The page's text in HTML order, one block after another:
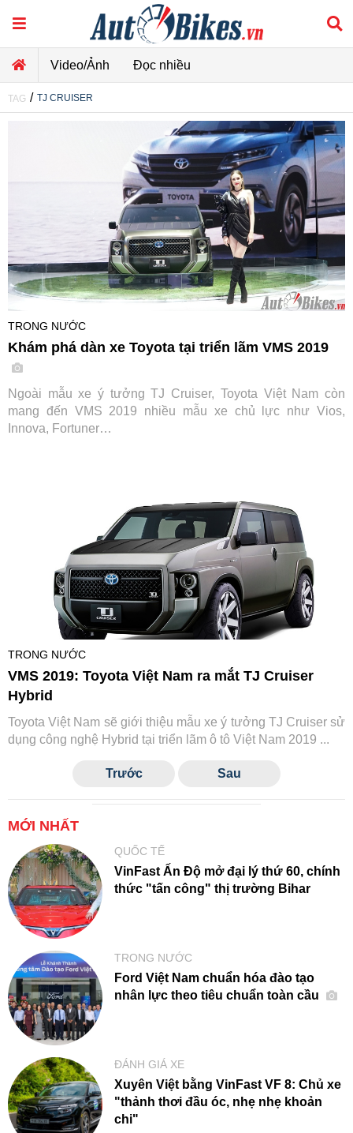
Video/Ảnh Đọc nhiều
TAG / TJ CRUISER
TRONG NƯỚC
Khám phá dàn xe Toyota tại triển lãm VMS 2019
Ngoài mẫu xe ý tưởng TJ Cruiser, Toyota Việt Nam còn
mang đến VMS 2019 nhiều mẫu xe chủ lực như Vios,
Innova, Fortuner…
TRONG NƯỚC
VMS 2019: Toyota Việt Nam ra mắt TJ Cruiser
Hybrid
Toyota Việt Nam sẽ giới thiệu mẫu xe ý tưởng TJ Cruiser sử
dụng công nghệ Hybrid tại triển lãm ô tô Việt Nam 2019 ...
Trước Sau
MỚI NHẤT
QUỐC TẾ
VinFast Ấn Độ mở đại lý thứ 60, chính
thức "tấn công" thị trường Bihar
TRONG NƯỚC
Ford Việt Nam chuẩn hóa đào tạo
nhân lực theo tiêu chuẩn toàn cầu
ĐÁNH GIÁ XE
Xuyên Việt bằng VinFast VF 8: Chủ xe
"thảnh thơi đầu óc, nhẹ nhẹ khoản
chi"